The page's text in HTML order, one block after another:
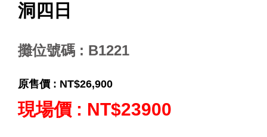
洞四日
攤位號碼 : B1221
原售價 : NT$26,900
現場價 : NT$23900